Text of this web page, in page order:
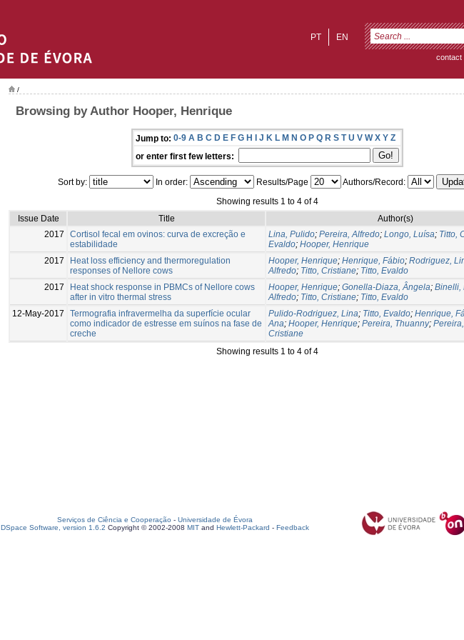
EN
PT
contact
/
Browsing by Author Hooper, Henrique
Jump to: 0-9 A B C D E F G H I J K L M N O P Q R S T U V W X Y Z
or enter first few letters:
Sort by: In order: Results/Page
Authors/Record:
Showing results 1 to 4 of 4
Issue Date
Title
Author(s)
2017
Cortisol fecal em ovinos: curva de excreção e
estabilidade
Lina, Pulido; Pereira, Alfredo; Longo, Luísa; Titto,
Evaldo; Hooper, Henrique
2017
Heat loss efficiency and thermoregulation
responses of Nellore cows
Hooper, Henrique; Henrique, Fábio; Rodriguez,
Alfredo; Titto, Cristiane; Titto, Evaldo
2017
Heat shock response in PBMCs of Nellore cows
after in vitro thermal stress
Hooper, Henrique; Gonella-Diaza, Ângela; Binelli,
Alfredo; Titto, Cristiane; Titto, Evaldo
12-May-2017
Termografia infravermelha da superfície ocular
como indicador de estresse em suínos na fase de
creche
Pulido-Rodriguez, Lina; Titto, Evaldo; Henrique,
Ana; Hooper, Henrique; Pereira, Thuanny;
Cristiane
Showing results 1 to 4 of 4
Serviços de Ciência e Cooperação - Universidade de Évora
DSpace Software, version 1.6.2 Copyright © 2002-2008 MIT and Hewlett-Packard - Feedback